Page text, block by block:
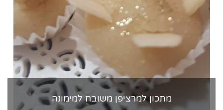
מתכון למרציפן משובח למימונה